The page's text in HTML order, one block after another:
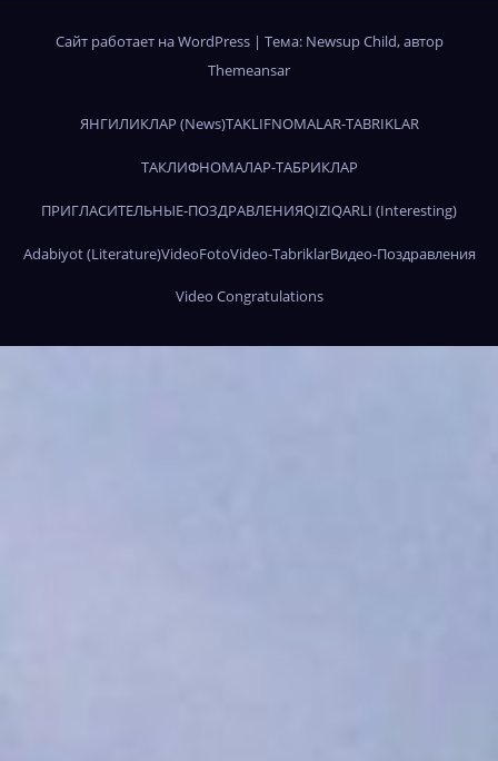
Сайт работает на WordPress | Тема: Newsup Child, автор
Themeansar
ЯНГИЛИКЛАР (News)TAKLIFNOMALAR-TABRIKLAR
ТАКЛИФНОМАЛАР-ТАБРИКЛАР
ПРИГЛАСИТЕЛЬНЫЕ-ПОЗДРАВЛЕНИЯQIZIQARLI (Interesting)
Adabiyot (Literature)VideoFotoVideo-TabriklarВидео-Поздравления
Video Congratulations